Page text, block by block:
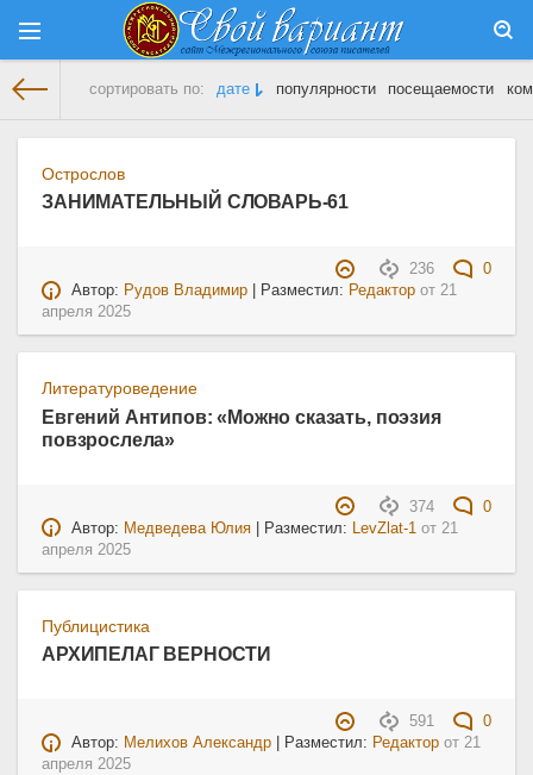
сортировать по: дате популярности посещаемости
Острослов
ЗАНИМАТЕЛЬНЫЙ СЛОВАРЬ-61
236
0
Автор: Рудов Владимир | Разместил: Редактор от21
апреля 2025
Литературоведение
Евгений Антипов: «Можно сказать, поэзия
повзрослела»
374
0
Автор: Медведева Юлия | Разместил: LevZlat-1 от21
апреля 2025
Публицистика
АРХИПЕЛАГ ВЕРНОСТИ
591
0
Автор: Мелихов Александр | Разместил: Редактор от21
апреля 2025